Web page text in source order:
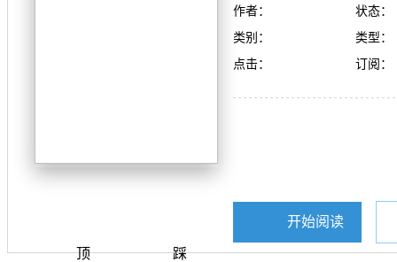
顶 踩
作者：
状态：
类别：
类型：
点击：
订阅：
开始阅读